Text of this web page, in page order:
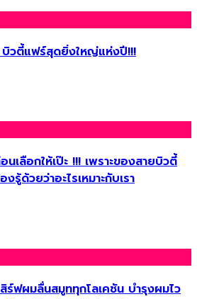
วตี้แฟร์สุดยิ่งใหญ่แห่งปี!!!
เลือกให้เป๊ะ !!! เพราะของสายบิวตี้
รู้ด้วยว่าอะไรเหมาะกับเรา
ร์ฟผมลื่นสมูททุกโลเคชัน บำรุงผมไว